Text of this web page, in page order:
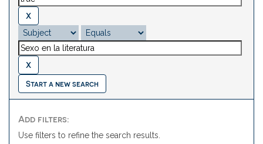
Start a new search
Add filters:
Use filters to refine the search results.